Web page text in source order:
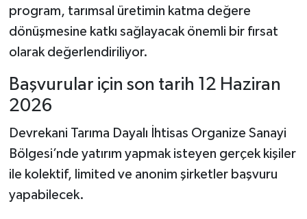
program, tarımsal üretimin katma değere
dönüşmesine katkı sağlayacak önemli bir fırsat
olarak değerlendiriliyor.
Başvurular için son tarih 12 Haziran
2026
Devrekani Tarıma Dayalı İhtisas Organize Sanayi
Bölgesi’nde yatırım yapmak isteyen gerçek kişiler
ile kolektif, limited ve anonim şirketler başvuru
yapabilecek.